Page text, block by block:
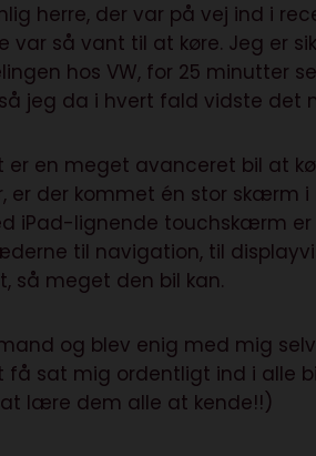
herre, der var på vej ind i
var så vant til at køre. Jeg er
hos VW, for 25 minutter
jeg da i hvert fald vidste det
en meget avanceret bil at
er der kommet én stor skærm
iPad-lignende touchskærm
til navigation, til
så meget den bil kan.
og blev enig med mig
sat mig ordentligt ind i alle
lære dem alle at kende!!)